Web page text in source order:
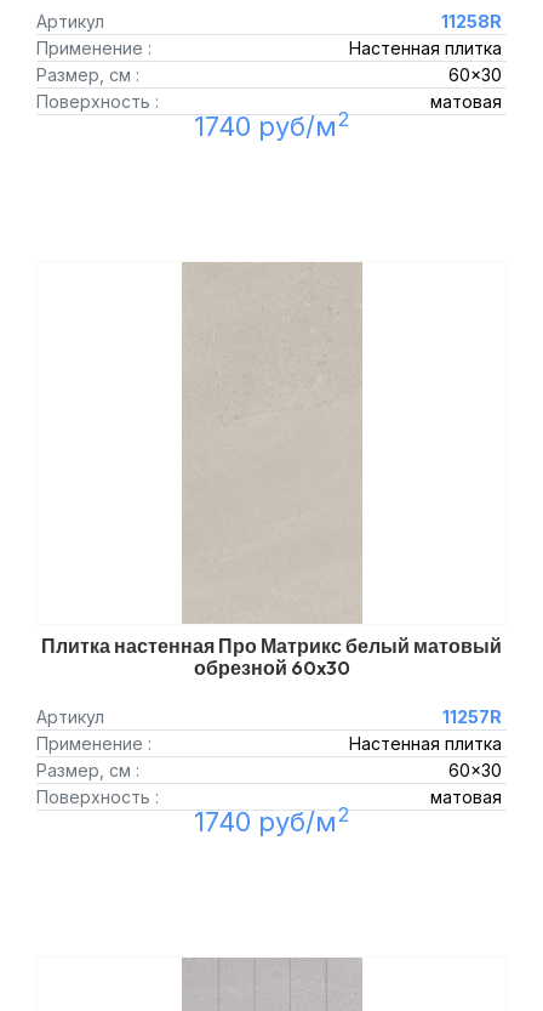
Артикул
11258R
Применение :
Настенная плитка
Размер, см :
60x30
Поверхность :
матовая
1740 руб/м2
Плитка настенная Про Матрикс белый матовый
обрезной 60x30
Артикул
11257R
Применение :
Настенная плитка
Размер, см :
60x30
Поверхность :
матовая
1740 руб/м2